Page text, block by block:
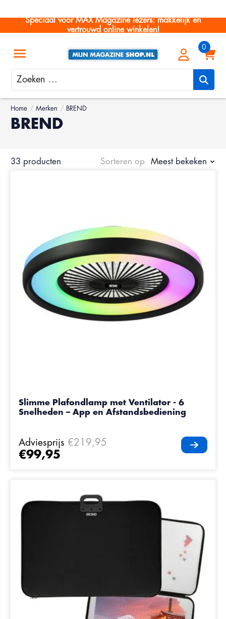
Speciaal voor MAX Magazine lezers: makkelijk en
vertrouwd online winkelen!
Zoeken
Home / Merken / BREND
BREND
33 producten Sorteren op Meest bekeken
Slimme Plafondlamp met Ventilator - 6
Snelheden – App en Afstandsbediening
Adviesprijs €219,95
€99,95